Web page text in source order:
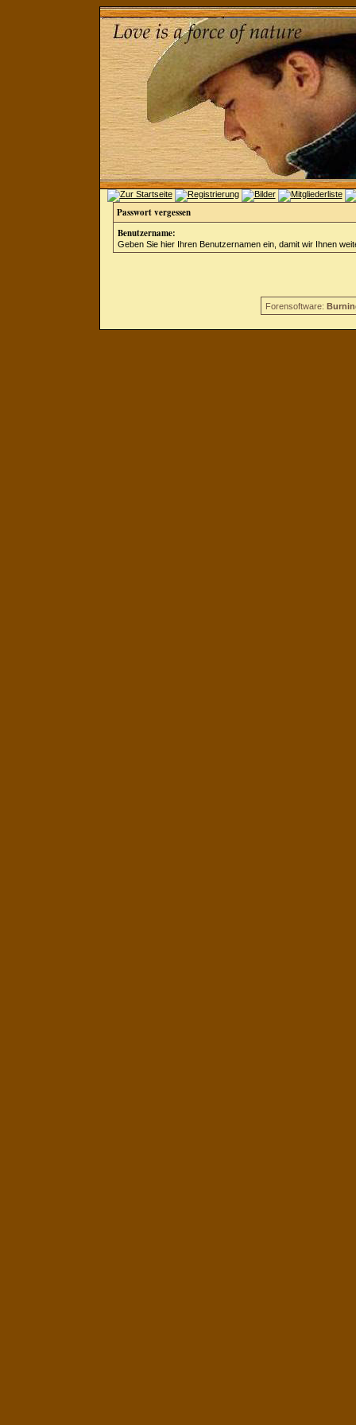
Passwort vergessen
Benutzername:
Geben Sie hier Ihren Benutzernamen ein, damit wir Ihnen
Forensoftware: